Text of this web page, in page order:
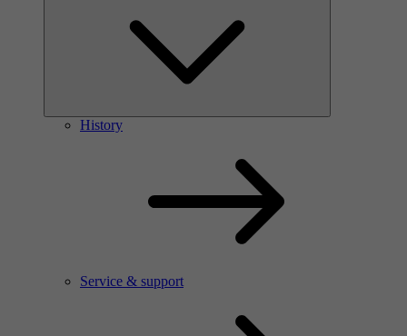
History
Service & support